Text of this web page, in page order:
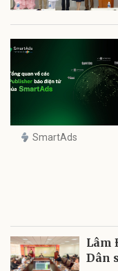
SmartAds
Lâm
Dân